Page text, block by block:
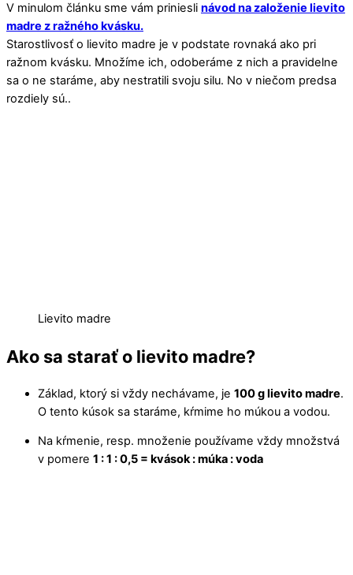
V minulom článku sme vám priniesli návod na založenie lievito
madre z ražného kvásku.
Starostlivosť o lievito madre je v podstate rovnaká ako pri
ražnom kvásku. Množíme ich, odoberáme z nich a pravidelne
sa o ne staráme, aby nestratili svoju silu. No v niečom predsa
rozdiely sú..
Lievito madre
Ako sa starať o lievito madre?
Základ, ktorý si vždy nechávame, je 100 g lievito madre.
O tento kúsok sa staráme, kŕmime ho múkou a vodou.
Na kŕmenie, resp. množenie používame vždy množstvá
v pomere 1 : 1 : 0,5 = kvások : múka : voda